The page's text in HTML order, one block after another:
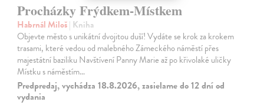
Procházky Frýdkem-Místkem
Habrnál Miloš| Kniha
Objevte město s unikátní dvojitou duší! Vydáte se krok za krokem
trasami, které vedou od malebného Zámeckého náměstí přes
majestátní baziliku Navštívení Panny Marie až po křivolaké uličky
Místku s náměstím…
Predpredaj, vychádza 18.8.2026, zasielame do 12 dní od
vydania